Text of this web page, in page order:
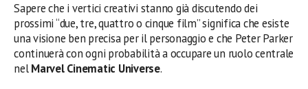
Sapere che i vertici creativi stanno già discutendo dei
prossimi “due, tre, quattro o cinque film” significa che esiste
una visione ben precisa per il personaggio e che Peter Parker
continuerà con ogni probabilità a occupare un ruolo centrale
nelMarvel Cinematic Universe.